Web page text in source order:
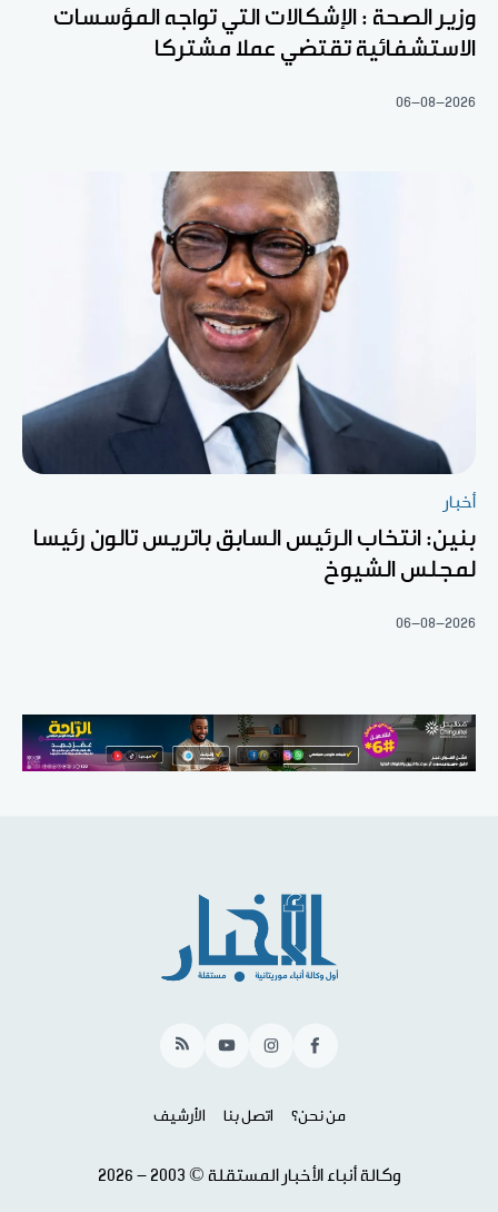
وزير الصحة : الإشكالات التي تواجه المؤسسات
الاستشفائية تقتضي عملا مشتركا
06-08-2026
أخبار
بنين: انتخاب الرئيس السابق باتريس تالون رئيسا
لمجلس الشيوخ
06-08-2026
Facebook
Instagram
YouTube
RSS
من نحن؟ اتصل بنا الأرشيف
وكالة أنباء الأخبار المستقلة © 2003 - 2026